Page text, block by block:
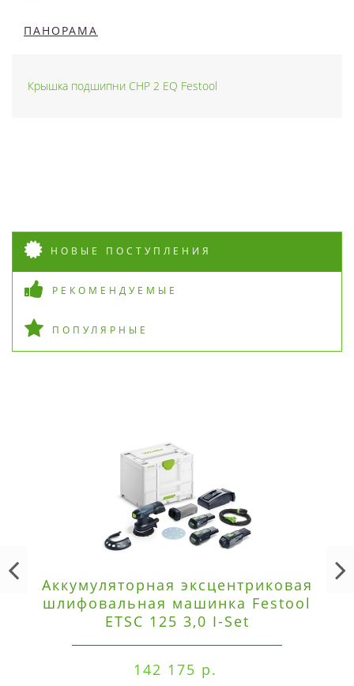
ПАНОРАМА
Крышка подшипни CHP 2 EQ Festool
НОВЫЕ ПОСТУПЛЕНИЯ
РЕКОМЕНДУЕМЫЕ
ПОПУЛЯРНЫЕ
Аккумуляторная эксцентриковая
шлифовальная машинка Festool
ETSC 125 3,0 I-Set
142 175 р.